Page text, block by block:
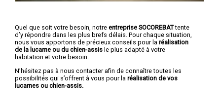
Quel que soit votre besoin, notre entreprise SOCOREBATtente
d’y répondre dans les plus brefs délais. Pour chaque situation,
nous vous apportons de précieux conseils pour la réalisation
de la lucarne ou du chien-assis le plus adapté à votre
habitation et votre besoin.
N’hésitez pas à nous contacter afin de connaître toutes les
possibilités qui s’offrent à vous pour la réalisation de vos
lucarnes ou chien-assis.